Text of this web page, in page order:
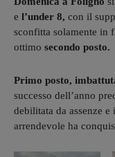
e l’under 8, con il
sconfitta solamente in
ottimo secondo posto.
Primo posto,
successo dell’anno
debilitata da assenze
arrendevole ha